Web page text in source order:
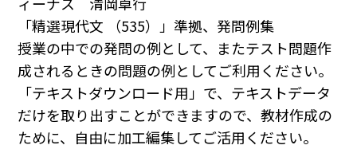
「精選現代文 （535）」準拠、発問例集
授業の中での発問の例として、またテスト問題作
成されるときの問題の例としてご利用ください｡
「テキストダウンロード用」で、テキストデータ
だけを取り出すことができますので、教材作成の
ために、自由に加工編集してご活用ください｡